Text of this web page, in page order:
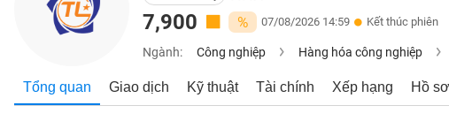
7,900 % 07/08/2026 14:59 Kết thúc phiên
Ngành: Công nghiệp Hàng hóa công nghiệp
Tổng quan Giao dịch Kỹ thuật Tài chính Xếp hạng Hồ sơ
KHOÁN
NGHIỆP